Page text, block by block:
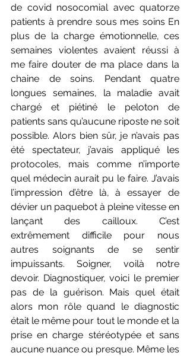
de covid nosocomial avec quatorze
patients à prendre sous mes soins En
plus de la charge émotionnelle, ces
semaines violentes avaient réussi à
me faire douter de ma place dans la
chaine de soins. Pendant quatre
longues semaines, la maladie avait
chargé et piétiné le peloton de
patients sans qu’aucune riposte ne soit
possible. Alors bien sûr, je n’avais pas
été spectateur, j’avais appliqué les
protocoles, mais comme n’importe
quel médecin aurait pu le faire. J’avais
l’impression d’être là, à essayer de
dévier un paquebot à pleine vitesse en
lançant des cailloux. C’est
extrêmement difficile pour nous
autres soignants de se sentir
impuissants. Soigner, voilà notre
devoir. Diagnostiquer, voici le premier
pas de la guérison. Mais quel était
alors mon rôle quand le diagnostic
était le même pour tout le monde et la
prise en charge stéréotypée et sans
aucune nuance ou presque. Même les